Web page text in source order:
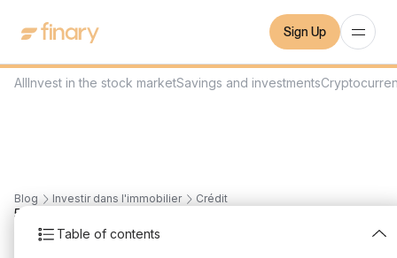
Sign Up
AllInvest in the stock marketSavings and investments
Blog Investir dans l'immobilier Crédit
Table of contents
5